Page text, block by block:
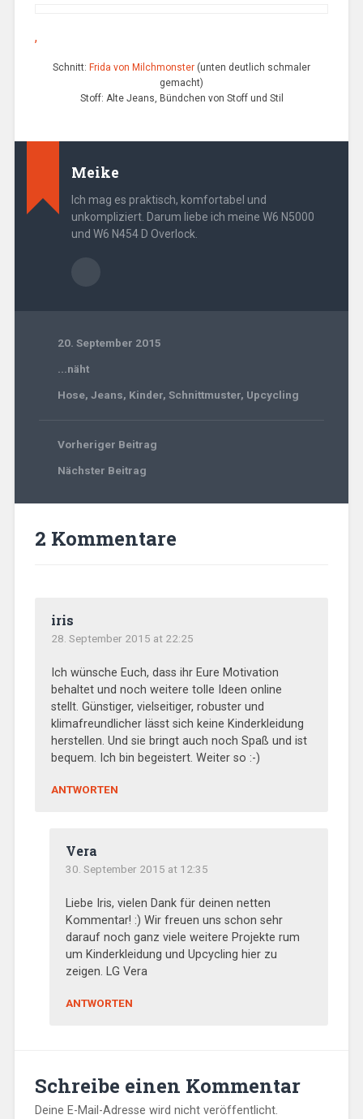
,
Schnitt: Frida von Milchmonster (unten deutlich schmaler
gemacht)
Stoff: Alte Jeans, Bündchen von Stoff und Stil
Meike
Ich mag es praktisch, komfortabel und
unkompliziert. Darum liebe ich meine W6 N5000
und W6 N454 D Overlock.
20. September 2015
...näht
Hose, Jeans, Kinder, Schnittmuster, Upcycling
Vorheriger Beitrag
Nächster Beitrag
2 Kommentare
iris
28. September 2015 at 22:25
Ich wünsche Euch, dass ihr Eure Motivation
behaltet und noch weitere tolle Ideen online
stellt. Günstiger, vielseitiger, robuster und
klimafreundlicher lässt sich keine Kinderkleidung
herstellen. Und sie bringt auch noch Spaß und ist
bequem. Ich bin begeistert. Weiter so :-)
ANTWORTEN
Vera
30. September 2015 at 12:35
Liebe Iris, vielen Dank für deinen netten
Kommentar! :) Wir freuen uns schon sehr
darauf noch ganz viele weitere Projekte rum
um Kinderkleidung und Upcycling hier zu
zeigen. LG Vera
ANTWORTEN
Schreibe einen Kommentar
Deine E-Mail-Adresse wird nicht veröffentlicht.